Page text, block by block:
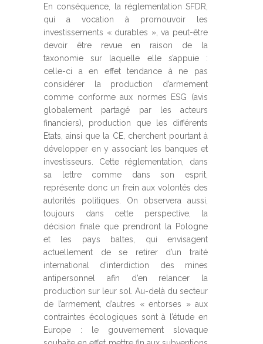
En conséquence, la réglementation SFDR,
qui a vocation à promouvoir les
investissements « durables », va peut-être
devoir être revue en raison de la
taxonomie sur laquelle elle s’appuie :
celle-ci a en effet tendance à ne pas
considérer la production d’armement
comme conforme aux normes ESG (avis
globalement partagé par les acteurs
financiers), production que les différents
Etats, ainsi que la CE, cherchent pourtant à
développer en y associant les banques et
investisseurs. Cette réglementation, dans
sa lettre comme dans son esprit,
représente donc un frein aux volontés des
autorités politiques. On observera aussi,
toujours dans cette perspective, la
décision finale que prendront la Pologne
et les pays baltes, qui envisagent
actuellement de se retirer d’un traité
international d’interdiction des mines
antipersonnel afin d’en relancer la
production sur leur sol. Au-delà du secteur
de l’armement, d’autres « entorses » aux
contraintes écologiques sont à l’étude en
Europe : le gouvernement slovaque